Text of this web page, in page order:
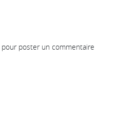
pour poster un commentaire